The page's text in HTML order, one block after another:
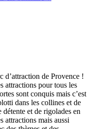
d’attraction de Provence !
attractions pour tous les
sont conquis mais c’est
dans les collines et de
et de rigolades en
attractions mais aussi